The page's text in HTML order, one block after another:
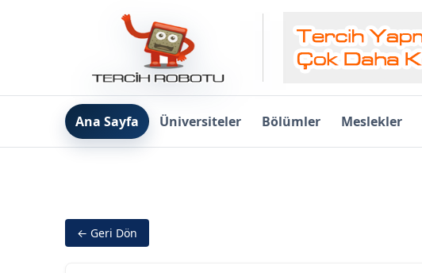
Ana Sayfa Üniversiteler Bölümler Meslekler
← Geri Dön